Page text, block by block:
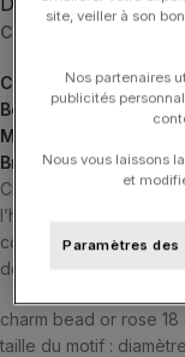
Choisissez le bijou à
Colliers
Boucles d’Oreilles
Mono Boucles
Bracelets
CHARMS, une
l’histoire de GINETTE
collier, bracelet ou
des compositions
charm bead or rose 18
taille du motif :
site, veiller à son
Nos partenaires
publicités
Nous vous laissons
et
Paramètres des